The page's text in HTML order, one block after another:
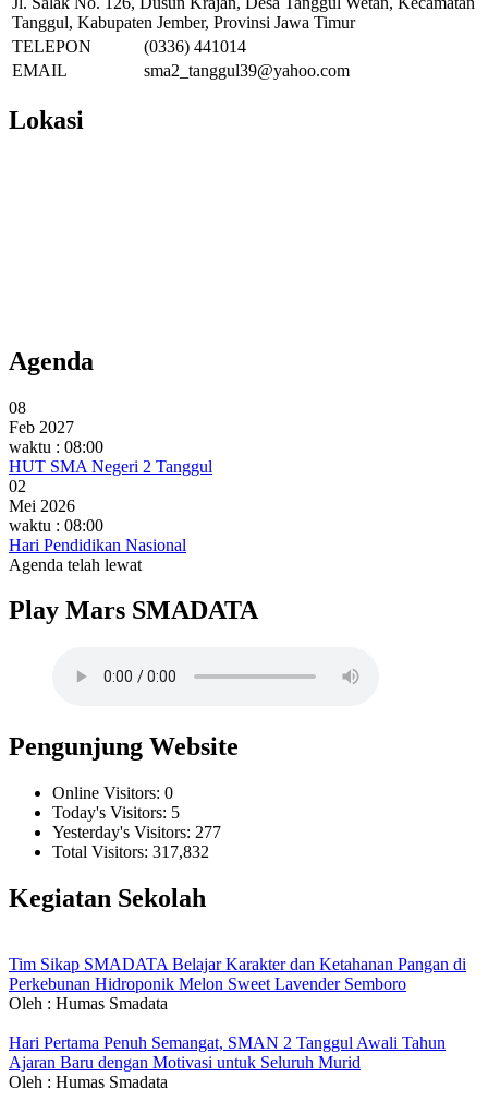
Tanggul, Kabupaten Jember, Provinsi Jawa Timur
TELEPON
(0336) 441014
EMAIL
sma2_tanggul39@yahoo.com
Lokasi
Agenda
08
Feb 2027
waktu : 08:00
HUT SMA Negeri 2 Tanggul
02
Mei 2026
waktu : 08:00
Hari Pendidikan Nasional
Agenda telah lewat
Play Mars SMADATA
Pengunjung Website
Online Visitors: 0
Today's Visitors: 5
Yesterday's Visitors: 277
Total Visitors: 317,832
Kegiatan Sekolah
Tim Sikap SMADATA Belajar Karakter dan Ketahanan Pangan di
Perkebunan Hidroponik Melon Sweet Lavender Semboro
Oleh : Humas Smadata
Hari Pertama Penuh Semangat, SMAN 2 Tanggul Awali Tahun
Ajaran Baru dengan Motivasi untuk Seluruh Murid
Oleh : Humas Smadata